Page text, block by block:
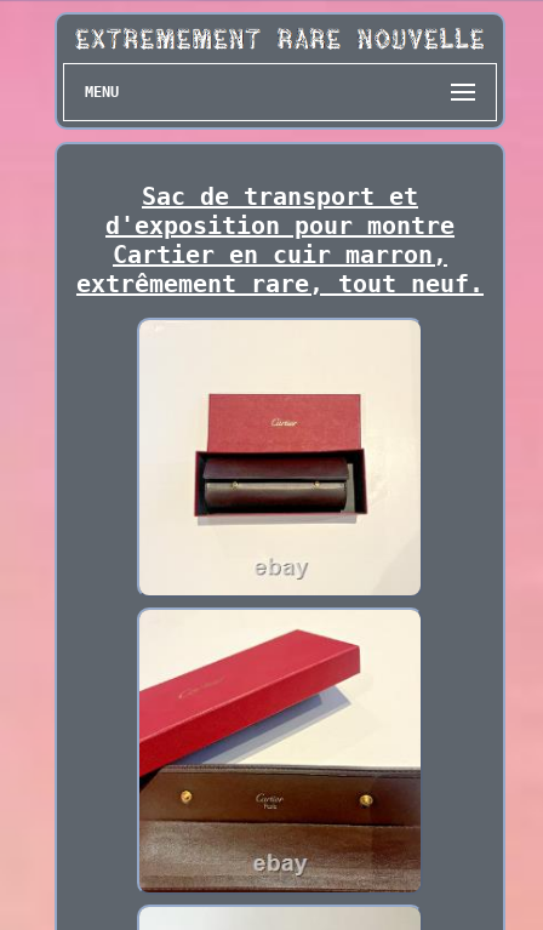
MENU
Sac de transport et
d'exposition pour montre
Cartier en cuir marron,
extrêmement rare, tout neuf.